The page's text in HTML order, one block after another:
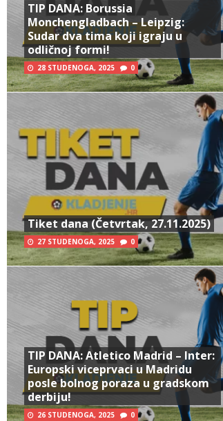
TIP DANA: Borussia
Monchengladbach – Leipzig:
Sudar dva tima koji igraju u
odličnoj formi!
28 STUDENOGA, 2025 0
Tiket dana (Četvrtak, 27.11.2025)
27 STUDENOGA, 2025 0
TIP DANA: Atletico Madrid – Inter:
Europski viceprvaci u Madridu
posle bolnog poraza u gradskom
derbiju!
26 STUDENOGA, 2025 0